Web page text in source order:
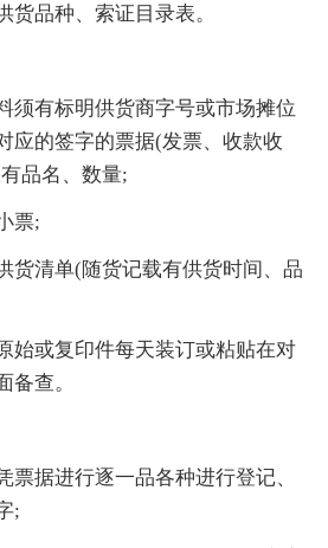
品种、索证目录表。
须有标明供货商字号或市场摊位
应的签字的票据(发票、收款收
品名、数量;
票;
货清单(随货记载有供货时间、品
始或复印件每天装订或粘贴在对
备查。
据进行逐一品各种进行登记、
;